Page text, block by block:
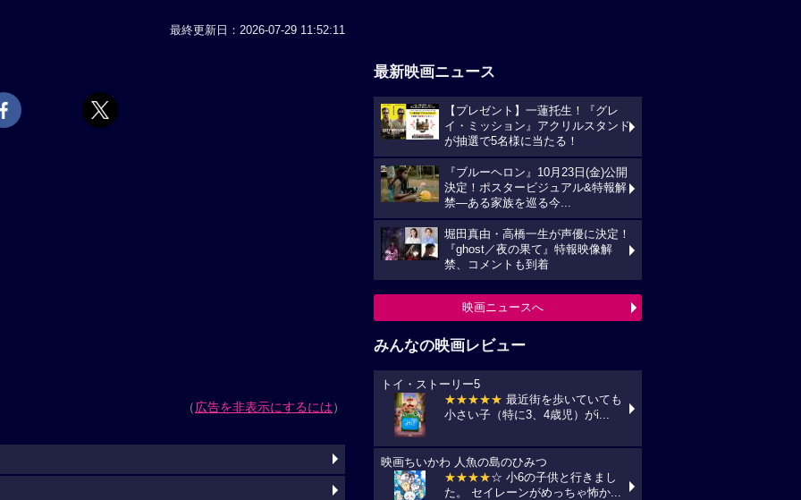
最終更新日：2026-07-29 11:52:11
（広告を非表示にするには）
最新映画ニュース
【プレゼント】一蓮托生！『グレ
イ・ミッション』アクリルスタンド
が抽選で5名様に当たる！
『ブルーヘロン』10月23日(金)公開
決定！ポスタービジュアル&特報解
禁―ある家族を巡る今...
堀田真由・高橋一生が声優に決定！
『ghost／夜の果て』特報映像解
禁、コメントも到着
映画ニュースへ
みんなの映画レビュー
トイ・ストーリー5
★★★★★ 最近街を歩いていても
小さい子（特に3、4歳児）がi...
映画ちいかわ 人魚の島のひみつ
★★★★☆ 小6の子供と行きまし
た。 セイレーンがめっちゃ怖か...